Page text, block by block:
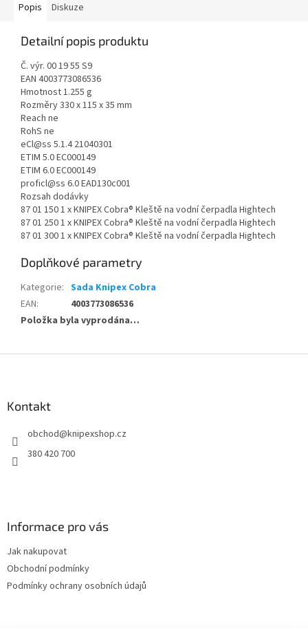
Popis Diskuze
Detailní popis produktu
Č. výr. 00 19 55 S9
EAN 4003773086536
Hmotnost 1.255 g
Rozměry 330 x 115 x 35 mm
Reach ne
RohS ne
eCl@ss 5.1.4 21040301
ETIM 5.0 EC000149
ETIM 6.0 EC000149
proficl@ss 6.0 EAD130c001
Rozsah dodávky
87 01 150 1 x KNIPEX Cobra® Kleště na vodní čerpadla Hightech
87 01 250 1 x KNIPEX Cobra® Kleště na vodní čerpadla Hightech
87 01 300 1 x KNIPEX Cobra® Kleště na vodní čerpadla Hightech
Doplňkové parametry
Kategorie: Sada Knipex Cobra
EAN:
4003773086536
Položka byla vyprodána…
Kontakt
obchod@knipexshop.cz
380 420 700
Informace pro vás
Jak nakupovat
Obchodní podmínky
Podmínky ochrany osobních údajů